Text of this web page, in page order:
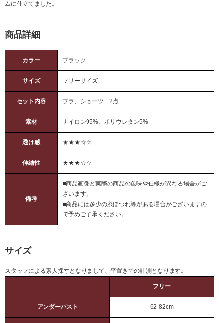
ムに仕立てました。
商品詳細
カラー ブラック
サイズ フリーサイズ
セット内容 ブラ、ショーツ 2点
素材 ナイロン95%、ポリウレタン5%
透け感 ★★★☆☆
伸縮性 ★★★☆☆
備考
■商品画像と実際の商品の色味や仕様が異なる場合がご
ざいます。
■商品には多少の糸ほつれ等がある場合がございますの
で予めご了承ください。
サイズ
スタッフによる素人採寸となりまして、平置きでの計測となります。
フリー
アンダーバスト 62-82cm